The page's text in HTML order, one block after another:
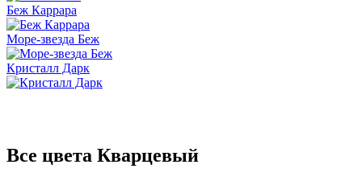
Беж Каррара
Море-звезда Беж
Кристалл Дарк
Все цвета Кварцевый